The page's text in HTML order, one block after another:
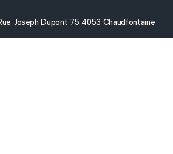
Rue Joseph Dupont 75 4053 Chaudfontaine